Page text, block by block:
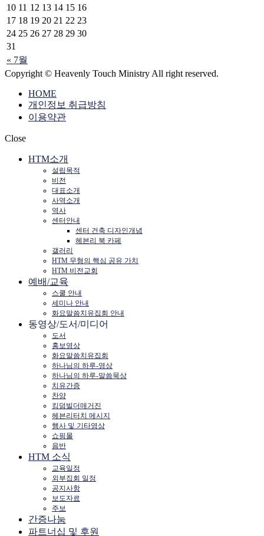
« 7월
10 11 12 13 14 15 16
17 18 19 20 21 22 23
24 25 26 27 28 29 30
31
Copyright © Heavenly Touch Ministry All right reserved.
HOME
개인정보 취급방침
이용약관
Close
HTM소개
설립목적
비전
대표소개
사역소개
역사
센터안내
센터 건축 디자인개념
헤븐리 북 카페
갤러리
HTM 무형의 핵심 공유 가치
HTM 비전교회
예배/교육
스쿨 안내
세미나 안내
화요말씀치유집회 안내
동영상/도서/미디어
도서
홍보영상
화요말씀치유집회
하나님의 하루-영상
하나님의 하루-말씀묵상
치유간증
찬양
킹덤빌더매거진
헤븐리터치 메시지
행사 및 기타영상
쇼핑몰
음반
HTM 소식
교육일정
외부집회 일정
공지사항
보도자료
주보
간증나눔
파트너십 및 후원